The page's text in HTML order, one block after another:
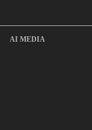
AI MEDIA